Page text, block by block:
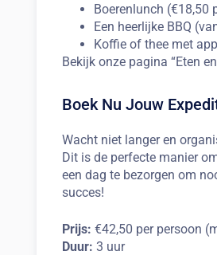
Boerenlunch (€18,50
Een heerlijke BBQ
Koffie of thee met
Bekijk onze pagina “Eten
Boek Nu Jouw
Wacht niet langer en
Dit is de perfecte manier
een dag te bezorgen om
succes!
Prijs: €42,50 per persoon
Duur: 3 uur